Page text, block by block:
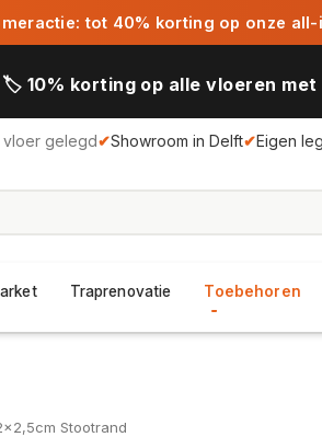
tot 40% korting op onze
🏷️ 10% korting op alle vloeren
vloer gelegd✔Showroom in Delft✔Eigen
Traprenovatie Toebehoren
Stootrand